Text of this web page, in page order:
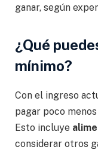
ganar, según
¿Qué
mínimo?
Con el ingreso
pagar poco menos
Esto incluye
considerar otros